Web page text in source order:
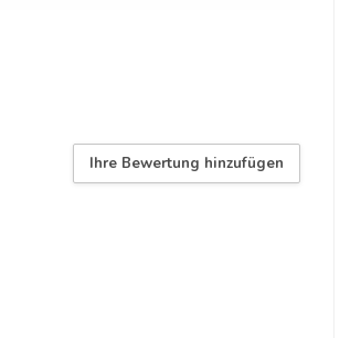
Ihre Bewertung hinzufügen